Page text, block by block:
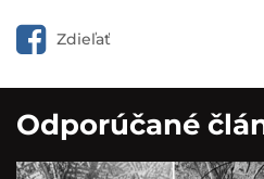
Zdieľať
Odporúčané